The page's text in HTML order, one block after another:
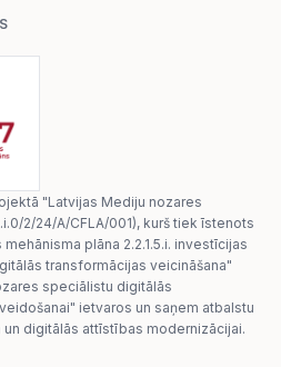
"Latvijas Mediju nozares
2/24/A/CFLA/001), kurš tiek īstenots
plāna 2.2.1.5.i. investīcijas
transformācijas veicināšana"
speciālistu digitālās
ietvaros un saņem atbalstu
digitālās attīstības modernizācijai.